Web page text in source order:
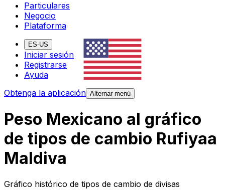
Particulares
Negocio
Plataforma
ES-US
Iniciar sesión
Registrarse
Ayuda
Obtenga la aplicación Alternar menú
Peso Mexicano al gráfico
de tipos de cambio Rufiyaa
Maldiva
Gráfico histórico de tipos de cambio de divisas